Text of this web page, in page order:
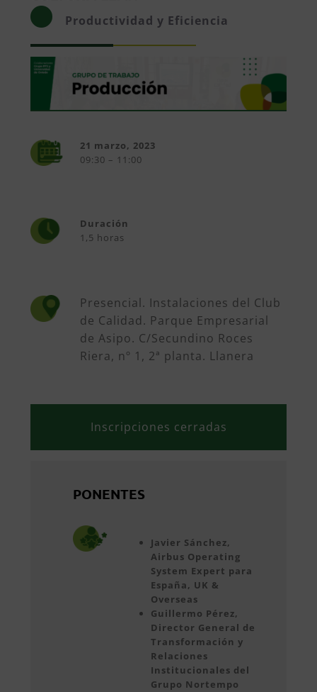
Productividad y Eficiencia
21 marzo, 2023
09:30 – 11:00
Duración
1,5 horas
Presencial. Instalaciones del Club
de Calidad. Parque Empresarial
de Asipo. C/Secundino Roces
Riera, nº 1, 2ª planta. Llanera
Inscripciones cerradas
PONENTES
Javier Sánchez,
Airbus Operating
System Expert para
España, UK &
Overseas
Guillermo Pérez,
Director General de
Transformación y
Relaciones
Institucionales del
Grupo Nortempo